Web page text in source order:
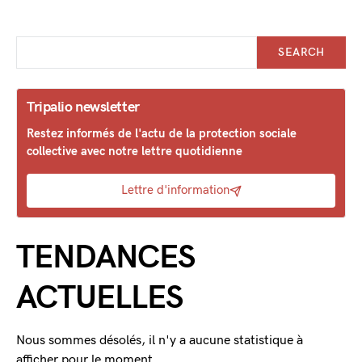
SEARCH
Tripalio newsletter
Restez informés de l'actu de la protection sociale
collective avec notre lettre quotidienne
Lettre d'information
TENDANCES
ACTUELLES
Nous sommes désolés, il n'y a aucune statistique à